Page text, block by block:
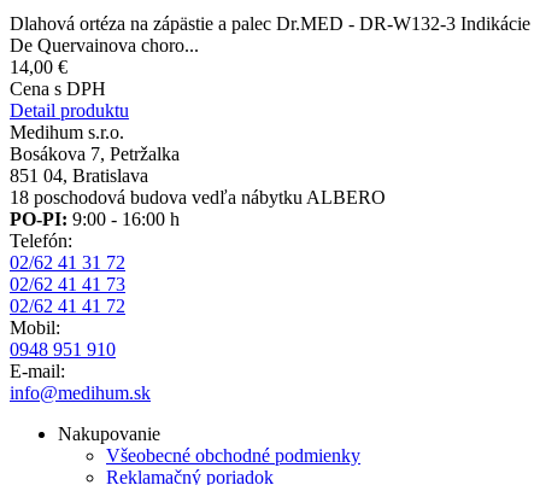
Dlahová ortéza na zápästie a palec Dr.MED - DR-W132-3 Indikácie
De Quervainova choro...
14,00 €
Cena s DPH
Detail produktu
Medihum s.r.o.
Bosákova 7, Petržalka
851 04, Bratislava
18 poschodová budova vedľa nábytku ALBERO
PO-PI: 9:00 - 16:00 h
Telefón:
02/62 41 31 72
02/62 41 41 73
02/62 41 41 72
Mobil:
0948 951 910
E-mail:
info@medihum.sk
Nakupovanie
Všeobecné obchodné podmienky
Reklamačný poriadok